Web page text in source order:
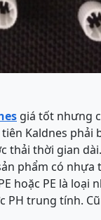
giá tốt nhưng
Kaldnes
thời gian
phẩm có
hoặc PE là loại
trung tính.